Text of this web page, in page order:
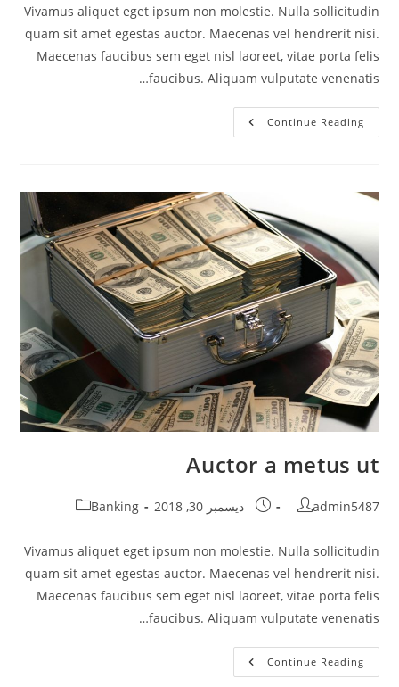
Vivamus aliquet eget ipsum non molestie. Nulla sollicitudin
quam sit amet egestas auctor. Maecenas vel hendrerit nisi.
Maecenas faucibus sem eget nisl laoreet, vitae porta felis
faucibus. Aliquam vulputate venenatis…
Continue Reading
Velit
A
Auctor a metus ut
Post
admin5487
Post
ديسمبر 30, 2018
Post
Banking
Vivamus aliquet eget ipsum non molestie. Nulla sollicitudin
quam sit amet egestas auctor. Maecenas vel hendrerit nisi.
Maecenas faucibus sem eget nisl laoreet, vitae porta felis
faucibus. Aliquam vulputate venenatis…
Continue Reading
Auctor
A